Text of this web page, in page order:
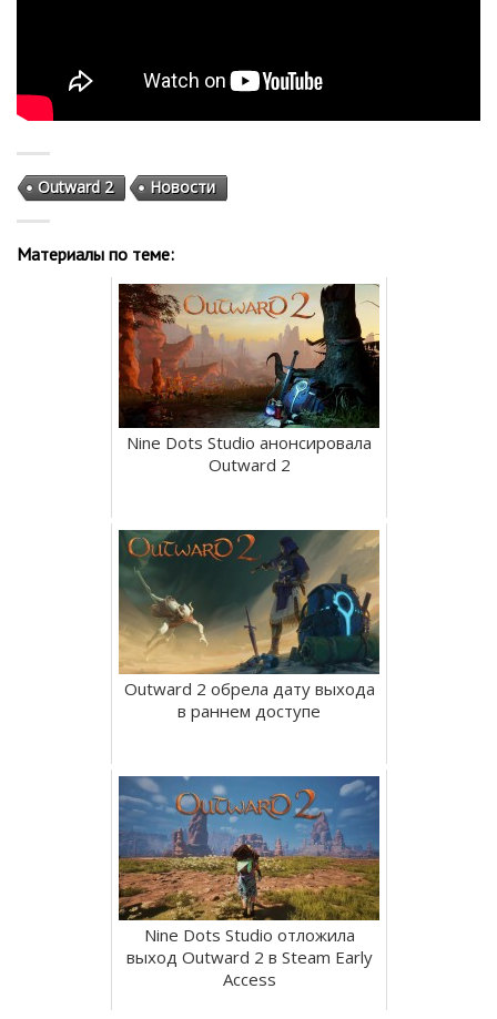
Outward 2 Новости
Материалы по теме:
Nine Dots Studio анонсировала
Outward 2
Outward 2 обрела дату выхода
в раннем доступе
Nine Dots Studio отложила
выход Outward 2 в Steam Early
Access